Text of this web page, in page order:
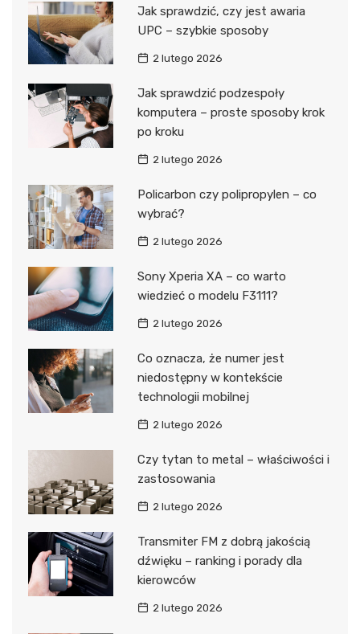
Jak sprawdzić, czy jest awaria
UPC – szybkie sposoby
2 lutego 2026
Jak sprawdzić podzespoły
komputera – proste sposoby krok
po kroku
2 lutego 2026
Policarbon czy polipropylen – co
wybrać?
2 lutego 2026
Sony Xperia XA – co warto
wiedzieć o modelu F3111?
2 lutego 2026
Co oznacza, że numer jest
niedostępny w kontekście
technologii mobilnej
2 lutego 2026
Czy tytan to metal – właściwości i
zastosowania
2 lutego 2026
Transmiter FM z dobrą jakością
dźwięku – ranking i porady dla
kierowców
2 lutego 2026